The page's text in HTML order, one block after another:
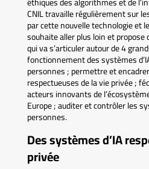
CNIL travaille régulièrement sur
par cette nouvelle technologie et
souhaite aller plus loin et propose
qui va s’articuler autour de 4
fonctionnement des systèmes
personnes ; permettre et
respectueuses de la vie privée ;
acteurs innovants de
Europe ; auditer et contrôler les
personnes.
Des systèmes d’IA
privée